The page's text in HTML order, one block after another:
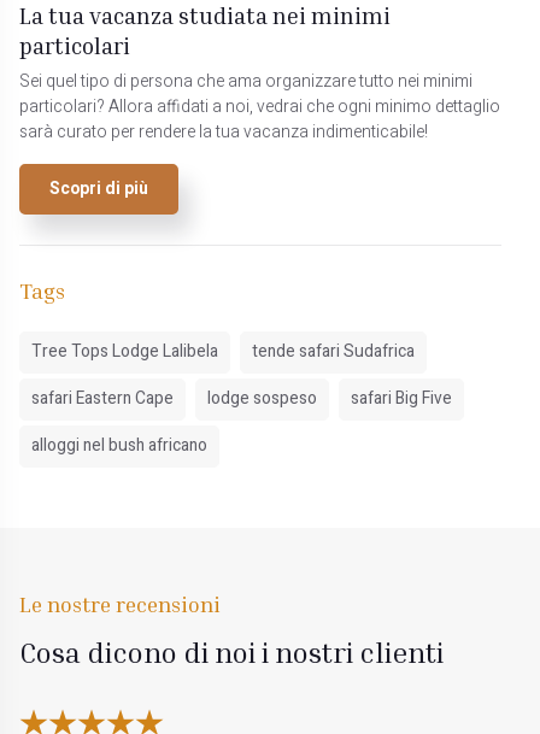
La tua vacanza studiata nei minimi
particolari
Sei quel tipo di persona che ama organizzare tutto nei minimi
particolari? Allora affidati a noi, vedrai che ogni minimo dettaglio
sarà curato per rendere la tua vacanza indimenticabile!
Scopri di più
Tags
Tree Tops Lodge Lalibela
tende safari Sudafrica
safari Eastern Cape
lodge sospeso
safari Big Five
alloggi nel bush africano
Le nostre recensioni
Cosa dicono di noi i nostri clienti